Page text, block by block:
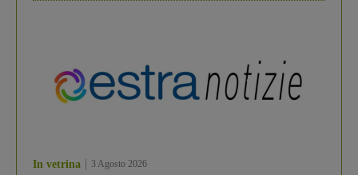
In vetrina 3 Agosto 2026